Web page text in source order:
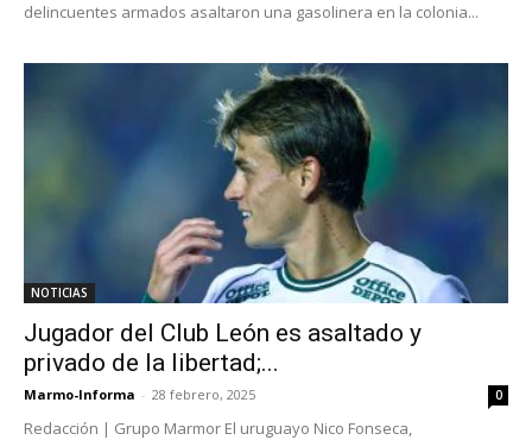
delincuentes armados asaltaron una gasolinera en la colonia...
NOTICIAS
Jugador del Club León es asaltado y
privado de la libertad;...
Marmo-Informa - 28 febrero, 2025 0
Redacción | Grupo Marmor El uruguayo Nico Fonseca,